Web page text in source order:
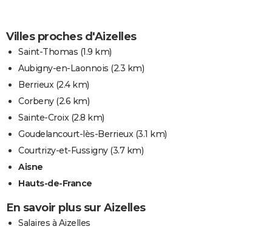
Villes proches d'Aizelles
Saint-Thomas (1.9 km)
Aubigny-en-Laonnois (2.3 km)
Berrieux(2.4 km)
Corbeny(2.6 km)
Sainte-Croix(2.8 km)
Goudelancourt-lès-Berrieux(3.1 km)
Courtrizy-et-Fussigny(3.7 km)
Aisne
Hauts-de-France
En savoir plus sur Aizelles
Salaires à Aizelles